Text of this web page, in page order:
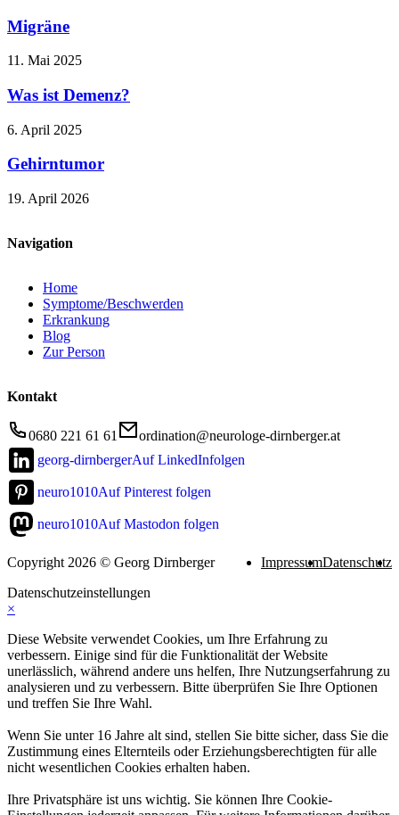
Migräne
11. Mai 2025
Was ist Demenz?
6. April 2025
Gehirntumor
19. April 2026
Navigation
Home
Symptome/Beschwerden
Erkrankung
Blog
Zur Person
Kontakt
0680 221 61 61
ordination@neurologe-dirnberger.at
georg-dirnbergerAuf LinkedInfolgen
neuro1010Auf Pinterest folgen
neuro1010Auf Mastodon folgen
Copyright 2026 © Georg Dirnberger ImpressumDatenschutz
Datenschutzeinstellungen
×
Diese Website verwendet Cookies, um Ihre Erfahrung zu
verbessern. Einige sind für die Funktionalität der Website
unerlässlich, während andere uns helfen, Ihre Nutzungserfahrung zu
analysieren und zu verbessern. Bitte überprüfen Sie Ihre Optionen
und treffen Sie Ihre Wahl.
Wenn Sie unter 16 Jahre alt sind, stellen Sie bitte sicher, dass Sie die
Zustimmung eines Elternteils oder Erziehungsberechtigten für alle
nicht wesentlichen Cookies erhalten haben.
Ihre Privatsphäre ist uns wichtig. Sie können Ihre Cookie-